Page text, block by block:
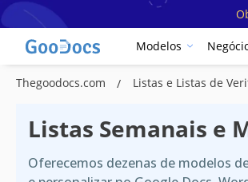
Modelos
Thegoodocs.com Listas e Listas de
Listas Semanais e
Oferecemos dezenas de modelos